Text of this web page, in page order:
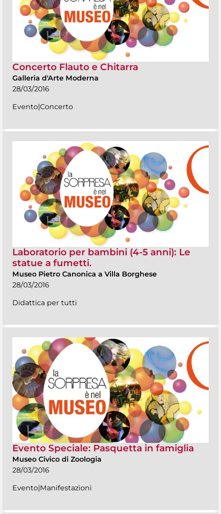
Concerto Flauto e Chitarra
Galleria d'Arte Moderna
28/03/2016
Evento|Concerto
Laboratorio per bambini (4-5 anni): Le
statue a fumetti.
Museo Pietro Canonica a Villa Borghese
28/03/2016
Didattica per tutti
Evento Speciale: Pasquetta in famiglia
Museo Civico di Zoologia
28/03/2016
Evento|Manifestazioni